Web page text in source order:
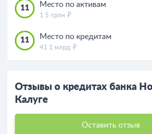
11 Место по активам
1.5 трлн
11 Место по кредитам
41.1 млрд
Отзывы о кредитах банка Новиком в
Калуге
Оставить отзыв